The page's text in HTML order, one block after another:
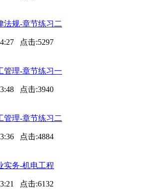
法规-章节练习二
点击:5297
管理-章节练习一
点击:3940
管理-章节练习二
点击:4884
实务-机电工程
点击:6132